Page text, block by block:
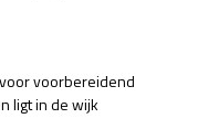
voorbereidend
ligt in de wijk